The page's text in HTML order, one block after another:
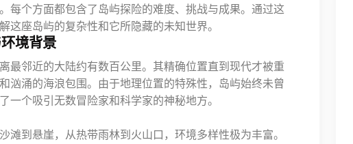
每个方面都包含了岛屿探险的难度、挑战与成果。通过这
这座岛屿的复杂性和它所隐藏的未知世界。
境背景
最邻近的大陆约有数百公里。其精确位置直到现代才被重
汹涌的海浪包围。由于地理位置的特殊性，岛屿始终未曾
一个吸引无数冒险家和科学家的神秘地方。
滩到悬崖，从热带雨林到火山口，环境多样性极为丰富。